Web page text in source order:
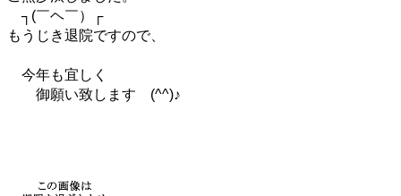
┐(￣ヘ￣）┌
もうじき退院ですので、
今年も宜しく
御願い致します (^^)♪